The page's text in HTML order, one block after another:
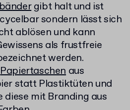
gibt halt und ist
sondern lässt sich
ablösen und kann
als frustfreie
werden.
Papiertaschen aus
statt Plastiktüten und
diese mit Branding aus